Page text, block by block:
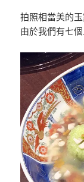
拍照相當美的
由於我們有七